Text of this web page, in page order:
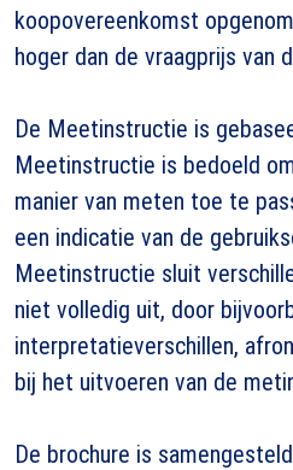
koopovereenkomst
hoger dan de vraagprijs van
De Meetinstructie is
Meetinstructie is bedoeld
manier van meten toe te
een indicatie van de
Meetinstructie sluit
niet volledig uit, door
interpretatieverschillen,
bij het uitvoeren van de
De brochure is